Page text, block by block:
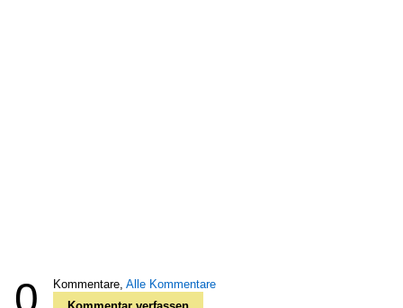
0 Kommentare, Alle Kommentare